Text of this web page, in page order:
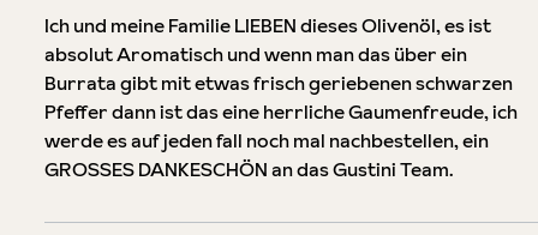
Ich und meine Familie LIEBEN dieses Olivenöl, es ist
absolut Aromatisch und wenn man das über ein
Burrata gibt mit etwas frisch geriebenen schwarzen
Pfeffer dann ist das eine herrliche Gaumenfreude, ich
werde es auf jeden fall noch mal nachbestellen, ein
GROSSES DANKESCHÖN an das Gustini Team.